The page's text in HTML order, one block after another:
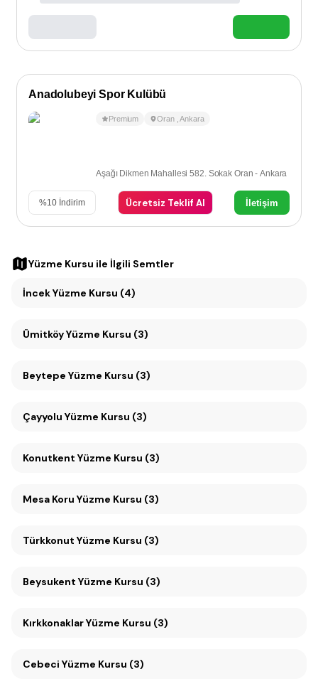
Anadolubeyi Spor Kulübü
Premium Oran ,Ankara
Aşağı Dikmen Mahallesi 582. Sokak Oran - Ankara
%10 İndirim Ücretsiz Teklif Al İletişim
Yüzme Kursu ile İlgili Semtler
İncek Yüzme Kursu (4)
Ümitköy Yüzme Kursu (3)
Beytepe Yüzme Kursu (3)
Çayyolu Yüzme Kursu (3)
Konutkent Yüzme Kursu (3)
Mesa Koru Yüzme Kursu (3)
Türkkonut Yüzme Kursu (3)
Beysukent Yüzme Kursu (3)
Kırkkonaklar Yüzme Kursu (3)
Cebeci Yüzme Kursu (3)